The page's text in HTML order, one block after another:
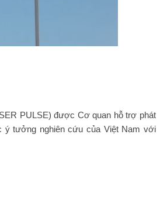
PULSE) được Cơ quan hỗ trợ phát
ý tưởng nghiên cứu của Việt Nam với